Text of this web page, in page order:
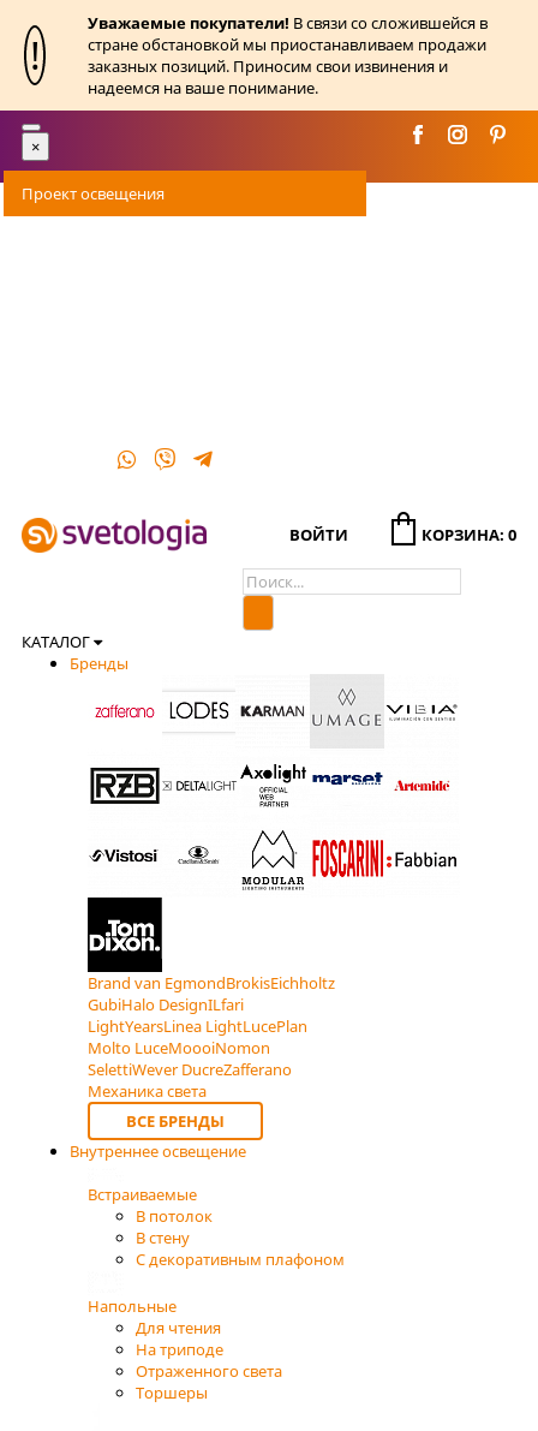
!
Уважаемые покупатели! В связи со сложившейся в
стране обстановкой мы приостанавливаем продажи
заказных позиций. Приносим свои извинения и
надеемся на ваше понимание.
Toggle
navigation
×
Проект освещения
ВОЙТИ КОРЗИНА: 0
КАТАЛОГ
Бренды
Brand van EgmondBrokisEichholtz
GubiHalo DesignILfari
LightYearsLinea LightLucePlan
Molto LuceMoooiNomon
SelettiWever DucreZafferano
Механика света
ВСЕ БРЕНДЫ
Внутреннее освещение
Встраиваемые
В потолок
В стену
С декоративным плафоном
Напольные
Для чтения
На триподе
Отраженного света
Торшеры